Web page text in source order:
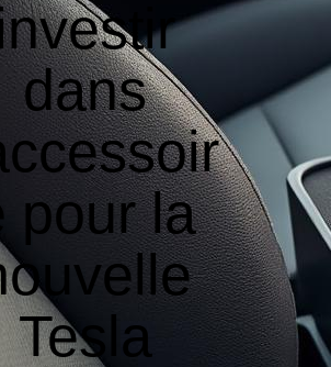
dans
pour la
Tesla